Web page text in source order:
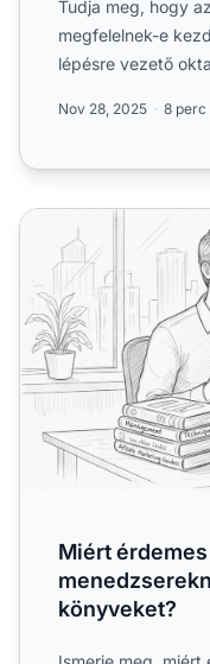
Tudja meg, hogy
megfelelnek-e
lépésre vezető
Nov 28, 2025 8 perc
Miért érdemes
Miért
könyveket?